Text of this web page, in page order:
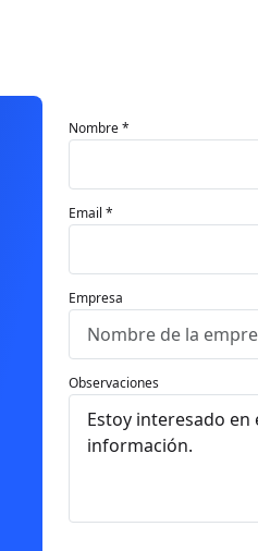
Nombre *
Email *
Empresa
Observaciones